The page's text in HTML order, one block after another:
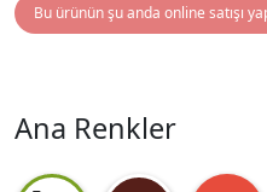
Bu ürünün şu anda online satışı
Ana Renkler